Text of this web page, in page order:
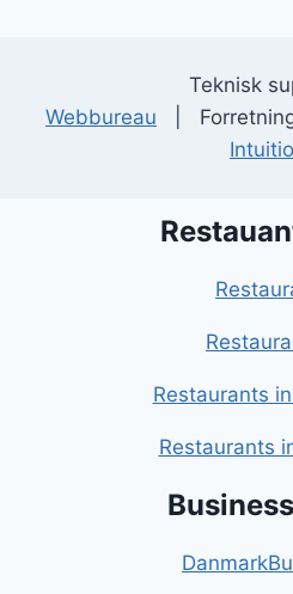
Teknisk
Webbureau |
Restaurants
Restaurants